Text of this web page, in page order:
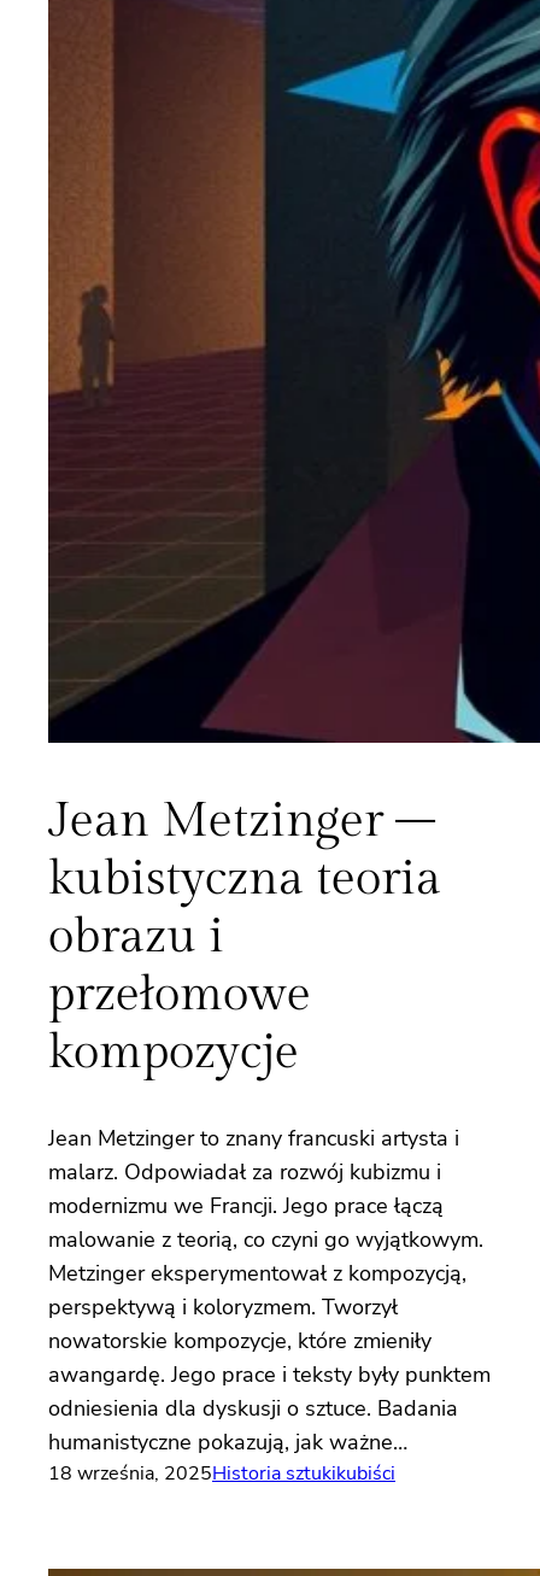
Jean Metzinger –
kubistyczna teoria
obrazu i
przełomowe
kompozycje
Jean Metzinger to znany francuski artysta i
malarz. Odpowiadał za rozwój kubizmu i
modernizmu we Francji. Jego prace łączą
malowanie z teorią, co czyni go wyjątkowym.
Metzinger eksperymentował z kompozycją,
perspektywą i koloryzmem. Tworzył
nowatorskie kompozycje, które zmieniły
awangardę. Jego prace i teksty były punktem
odniesienia dla dyskusji o sztuce. Badania
humanistyczne pokazują, jak ważne…
18 września, 2025Historia sztukikubiści